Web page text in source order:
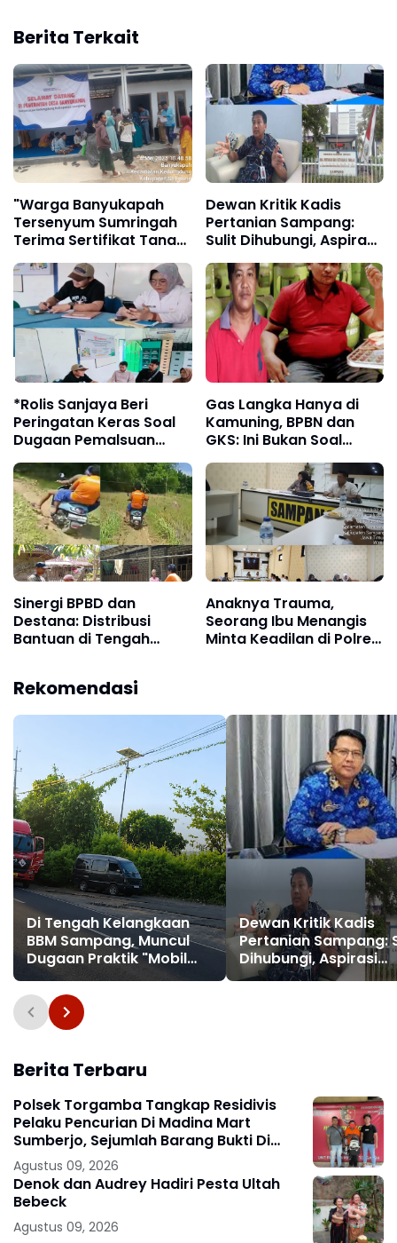
Berita Terkait
"Warga Banyukapah
Tersenyum Sumringah
Terima Sertifikat Tanah
dari Program PTSL"
Dewan Kritik Kadis
Pertanian Sampang:
Sulit Dihubungi, Aspirasi
Petani Terabaikan
*Rolis Sanjaya Beri
Peringatan Keras Soal
Dugaan Pemalsuan
Tanda Tangan PJ dan
Dokumen Desa*
Gas Langka Hanya di
Kamuning, BPBN dan
GKS: Ini Bukan Soal
Tradisi, Tapi Dugaan
Maldistribusi
Sinergi BPBD dan
Destana: Distribusi
Bantuan di Tengah
Anaknya Trauma,
Seorang Ibu Menangis
Minta Keadilan di Polres
Rekomendasi
Di Tengah Kelangkaan
BBM Sampang, Muncul
Dugaan Praktik "Mobil
Kencing", Tangki
Pertamina Disorot
Dewan Kritik Kadis
Pertanian Sampang:
Dihubungi, Aspirasi
Petani Terabaikan
Berita Terbaru
Polsek Torgamba Tangkap Residivis
Pelaku Pencurian Di Madina Mart
Sumberjo, Sejumlah Barang Bukti Di
Amankan.
Agustus 09, 2026
Denok dan Audrey Hadiri Pesta Ultah
Bebeck
Agustus 09, 2026